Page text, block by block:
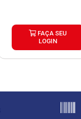
FAÇA SEU
LOGIN